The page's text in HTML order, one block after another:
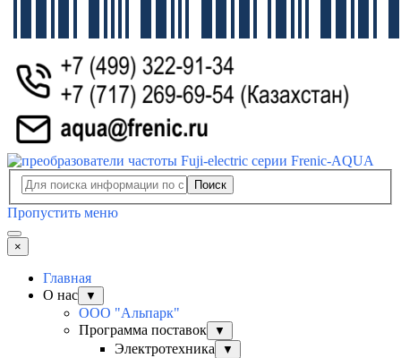
Поиск
Пропустить меню
×
Главная
О нас
▼
ООО "Альпарк"
Программа поставок
▼
Электротехника ▼